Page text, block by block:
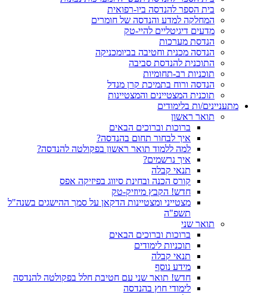
בית הספר להנדסה ביו-רפואית
המחלקה למדע והנדסה של חומרים
מדעים דיגיטליים להיי-טק
הנדסת מערכות
הנדסה מכנית וחטיבה בביומכניקה
התוכנית להנדסת סביבה
תוכניות רב-תחומיות
הנדסה ורוח בתמיכת קרן מנדל
תוכנית המצטיינים והמצטיינות
מתעניינים/ות בלימודים
תואר ראשון
ברוכות וברוכים הבאים
איך לבחור תחום בהנדסה?
למה ללמוד תואר ראשון בפקולטה להנדסה?
איך נרשמים?
תנאי קבלה
קורס הכנה ובחינת סיווג בפיזיקה אפס
חדש! הקבץ מיוזיק-טק
מצטייני ומצטיינות הדקאן על סמך ההישגים בשנה"ל
תשפ"ה
תואר שני
ברוכות וברוכים הבאים
תוכניות לימודים
תנאי קבלה
מידע נוסף
חדש! תואר שני עם חטיבת חלל בפקולטה להנדסה
לימודי חוץ בהנדסה